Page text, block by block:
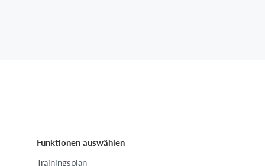
Funktionen auswählen
Trainingsplan